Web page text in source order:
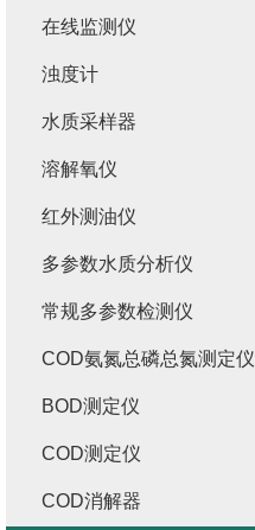
在线监测仪
浊度计
水质采样器
溶解氧仪
红外测油仪
多参数水质分析仪
常规多参数检测仪
COD氨氮总磷总氮测定仪
BOD测定仪
COD测定仪
COD消解器